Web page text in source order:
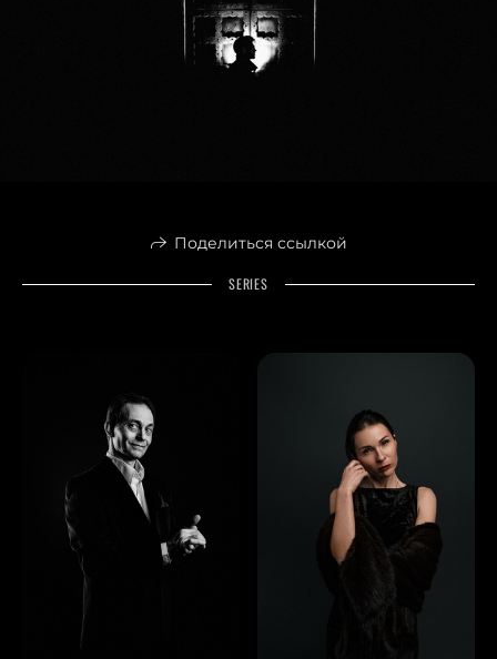
Поделиться ссылкой
SERIES